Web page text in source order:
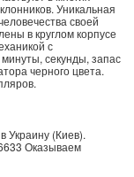
Уникальная
своей
в круглом корпусе
с
секунды, запас
черного цвета.
Украину (Киев).
Оказываем